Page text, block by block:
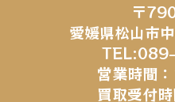
〒
愛媛県松山市
営業時間
買取受付